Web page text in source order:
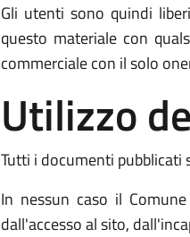
Gli utenti sono quindi
questo materiale con
commerciale con il solo
Utilizzo
Tutti i documenti
In nessun caso il
dall'accesso al sito,